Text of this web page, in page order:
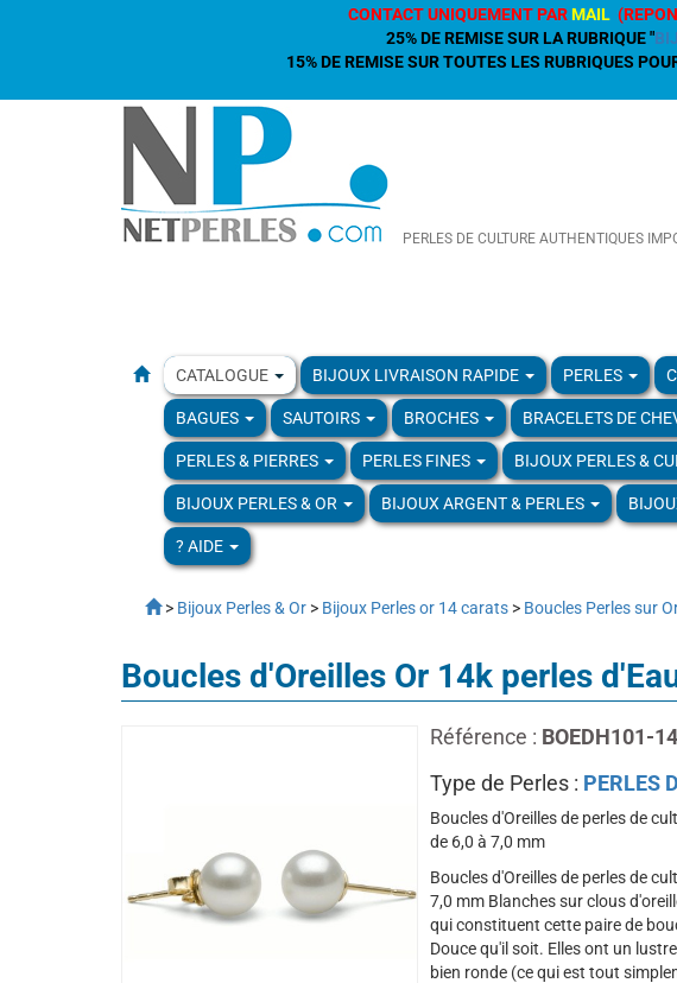
CONTACT UNIQUEMENT PAR MAIL
25% DE REMISE SUR LA RUBRIQUE "
15% DE REMISE SUR TOUTES LES RUBRIQUES
PERLES DE CULTURE AUTHENTIQUES
CATALOGUE BIJOUX LIVRAISON RAPIDE PERLES
BAGUES SAUTOIRS BROCHES BRACELETS DE
PERLES & PIERRES PERLES FINES BIJOUX PERLES &
BIJOUX PERLES & OR BIJOUX ARGENT & PERLES
? AIDE
> Bijoux Perles & Or > Bijoux Perles or 14 carats > Boucles Perles sur
Boucles d'Oreilles Or 14k perles
Référence : BOEDH101-
Type de Perles : PERLES
Boucles d'Oreilles de perles de
de 6,0 à 7,0 mm
Boucles d'Oreilles de perles de
7,0 mm Blanches sur clous
qui constituent cette paire de
Douce qu'il soit. Elles ont un
bien ronde (ce qui est tout